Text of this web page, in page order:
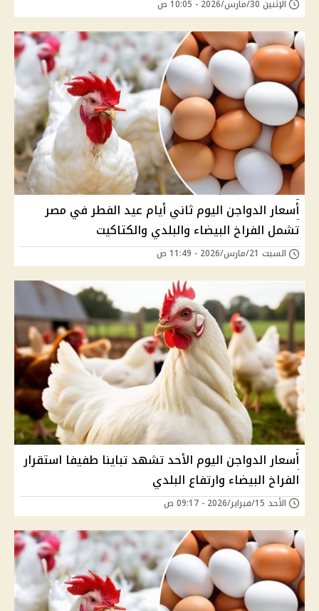
الإثنين 30/مارس/2026 - 10:05 ص
أسعار الدواجن اليوم ثاني أيام عيد الفطر في مصر
تشمل الفراخ البيضاء والبلدي والكتاكيت
السبت 21/مارس/2026 - 11:49 ص
أسعار الدواجن اليوم الأحد تشهد تباينا طفيفا استقرار
الفراخ البيضاء وارتفاع البلدي
الأحد 15/فبراير/2026 - 09:17 ص